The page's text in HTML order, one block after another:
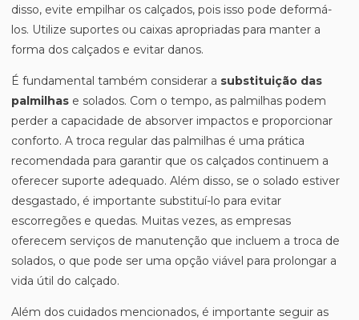
disso, evite empilhar os calçados, pois isso pode deformá-
los. Utilize suportes ou caixas apropriadas para manter a
forma dos calçados e evitar danos.
É fundamental também considerar a substituição das
palmilhas e solados. Com o tempo, as palmilhas podem
perder a capacidade de absorver impactos e proporcionar
conforto. A troca regular das palmilhas é uma prática
recomendada para garantir que os calçados continuem a
oferecer suporte adequado. Além disso, se o solado estiver
desgastado, é importante substituí-lo para evitar
escorregões e quedas. Muitas vezes, as empresas
oferecem serviços de manutenção que incluem a troca de
solados, o que pode ser uma opção viável para prolongar a
vida útil do calçado.
Além dos cuidados mencionados, é importante seguir as